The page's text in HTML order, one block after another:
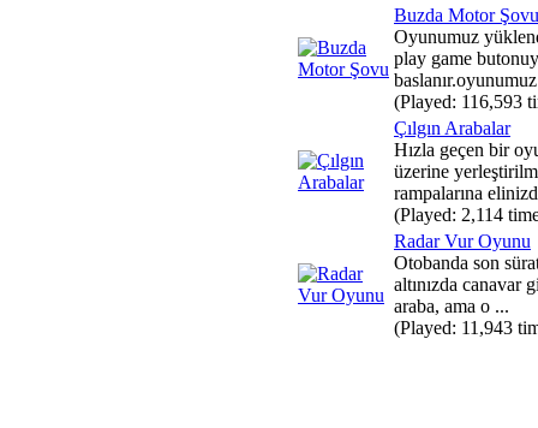
Buzda Motor Şovu
Oyunumuz
play game
(Played: 116,593
Çılgın Arabalar
Hızla geçen bir
üzerine
rampalarına
(Played: 2,114
Radar Vur Oyunu
Otobanda son
altınızda canavar
araba, ama o ...
(Played: 11,943